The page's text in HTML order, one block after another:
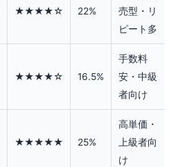
★★★★☆ 22%
売型・リ
ピート多
★★★★☆ 16.5%
手数料
安・中級
者向け
★★★★★ 25%
高単価・
上級者向
け